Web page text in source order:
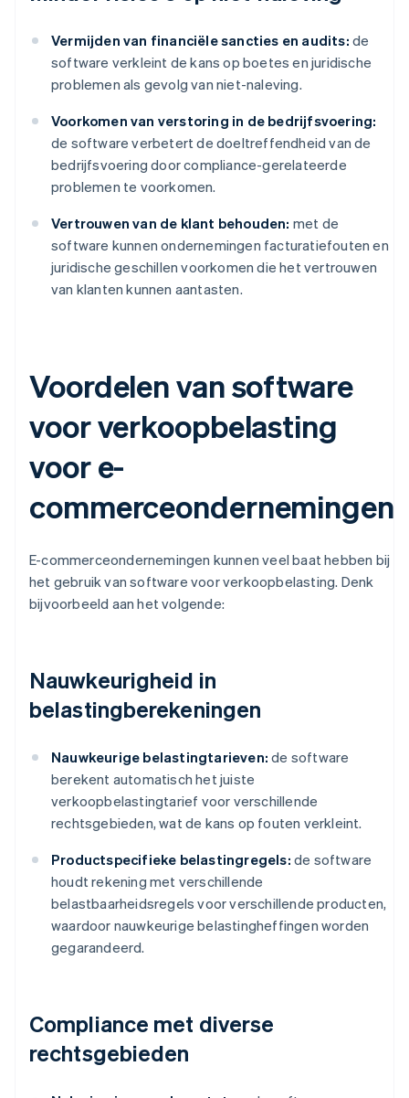
Vermijden van financiële sancties en audits: de
software verkleint de kans op boetes en juridische
problemen als gevolg van niet-naleving.
Voorkomen van verstoring in de bedrijfsvoering:
de software verbetert de doeltreffendheid van de
bedrijfsvoering door compliance-gerelateerde
problemen te voorkomen.
Vertrouwen van de klant behouden: met de
software kunnen ondernemingen facturatiefouten en
juridische geschillen voorkomen die het vertrouwen
van klanten kunnen aantasten.
Voordelen van software
voor verkoopbelasting
voor e-
commerceondernemingen
E-commerceondernemingen kunnen veel baat hebben bij
het gebruik van software voor verkoopbelasting. Denk
bijvoorbeeld aan het volgende:
Nauwkeurigheid in
belastingberekeningen
Nauwkeurige belastingtarieven: de software
berekent automatisch het juiste
verkoopbelastingtarief voor verschillende
rechtsgebieden, wat de kans op fouten verkleint.
Productspecifieke belastingregels: de software
houdt rekening met verschillende
belastbaarheidsregels voor verschillende producten,
waardoor nauwkeurige belastingheffingen worden
gegarandeerd.
Compliance met diverse
rechtsgebieden